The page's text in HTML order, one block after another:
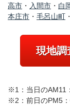
高市 ・ 入間市 ・ 白
本庄市 ・ 毛呂山町 ・
現地調
※1：当日のAM11
※2：前日のPM5：